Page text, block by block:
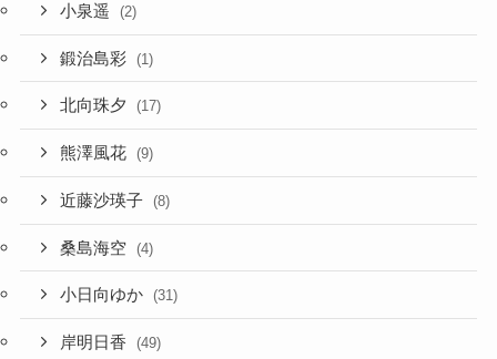
小泉遥 (2)
鍛治島彩 (1)
北向珠夕 (17)
熊澤風花 (9)
近藤沙瑛子 (8)
桑島海空 (4)
小日向ゆか (31)
岸明日香 (49)